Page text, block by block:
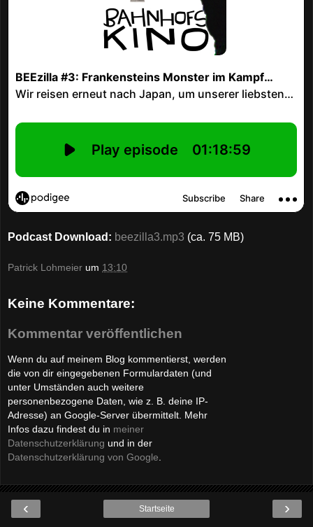
Podcast Download: beezilla3.mp3 (ca. 75 MB)
Patrick Lohmeier um 13:10
Keine Kommentare:
Kommentar veröffentlichen
Wenn du auf meinem Blog kommentierst, werden
die von dir eingegebenen Formulardaten (und
unter Umständen auch weitere
personenbezogene Daten, wie z. B. deine IP-
Adresse) an Google-Server übermittelt. Mehr
Infos dazu findest du in meiner
Datenschutzerklärung und in der
Datenschutzerklärung von Google
‹ ›
Startseite